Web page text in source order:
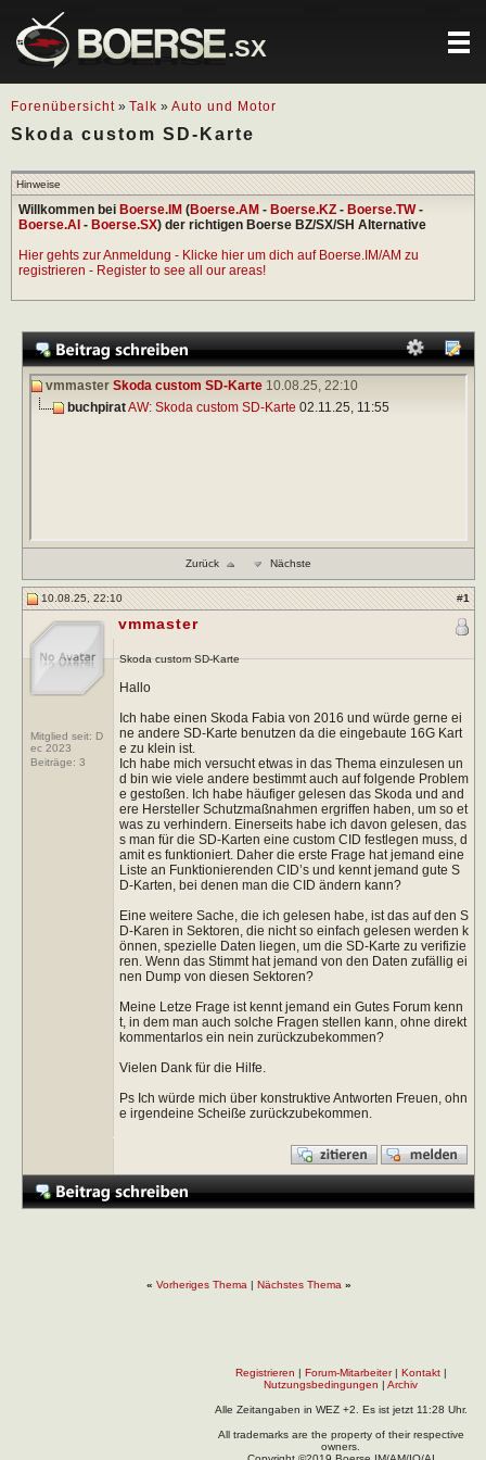
.SX
Forenübersicht » Talk » Auto und Motor
Skoda custom SD-Karte
Hinweise
Willkommen bei Boerse.IM (Boerse.AM - Boerse.KZ - Boerse.TW-
Boerse.AI - Boerse.SX) der richtigen Boerse BZ/SX/SH Alternative
Hier gehts zur Anmeldung - Klicke hier um dich auf Boerse.IM/AM zu
registrieren - Register to see all our areas!
vmmaster Skoda custom SD-Karte 10.08.25, 22:10
buchpiratAW: Skoda custom SD-Karte 02.11.25, 11:55
Zurück Nächste
10.08.25, 22:10 #1
Mitglied seit: D
ec 2023
Beiträge: 3
vmmaster
Skoda custom SD-Karte
Hallo
Ich habe einen Skoda Fabia von 2016 und würde gerne ei
ne andere SD-Karte benutzen da die eingebaute 16G Kart
e zu klein ist.
Ich habe mich versucht etwas in das Thema einzulesen un
d bin wie viele andere bestimmt auch auf folgende Problem
e gestoßen. Ich habe häufiger gelesen das Skoda und and
ere Hersteller Schutzmaßnahmen ergriffen haben, um so et
was zu verhindern. Einerseits habe ich davon gelesen, das
s man für die SD-Karten eine custom CID festlegen muss, d
amit es funktioniert. Daher die erste Frage hat jemand eine
Liste an Funktionierenden CID’s und kennt jemand gute S
D-Karten, bei denen man die CID ändern kann?
Eine weitere Sache, die ich gelesen habe, ist das auf den S
D-Karen in Sektoren, die nicht so einfach gelesen werden k
önnen, spezielle Daten liegen, um die SD-Karte zu verifizie
ren. Wenn das Stimmt hat jemand von den Daten zufällig ei
nen Dump von diesen Sektoren?
Meine Letze Frage ist kennt jemand ein Gutes Forum kenn
t, in dem man auch solche Fragen stellen kann, ohne direkt
kommentarlos ein nein zurückzubekommen?
Vielen Dank für die Hilfe.
Ps Ich würde mich über konstruktive Antworten Freuen, ohn
e irgendeine Scheiße zurückzubekommen.
« Vorheriges Thema | Nächstes Thema »
Registrieren | Forum-Mitarbeiter| Kontakt|
Nutzungsbedingungen | Archiv
Alle Zeitangaben in WEZ +2. Es ist jetzt 11:28 Uhr.
All trademarks are the property of their respective
owners.